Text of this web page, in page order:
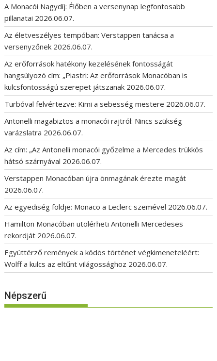
A Monacói Nagydíj: Élőben a versenynap legfontosabb
pillanatai 2026.06.07.
Az életveszélyes tempóban: Verstappen tanácsa a
versenyzőnek 2026.06.07.
Az erőforrások hatékony kezelésének fontosságát
hangsúlyozó cím: „Piastri: Az erőforrások Monacóban is
kulcsfontosságú szerepet játszanak 2026.06.07.
Turbóval felvértezve: Kimi a sebesség mestere 2026.06.07.
Antonelli magabiztos a monacói rajtról: Nincs szükség
varázslatra 2026.06.07.
Az cím: „Az Antonelli monacói győzelme a Mercedes trükkös
hátsó szárnyával 2026.06.07.
Verstappen Monacóban újra önmagának érezte magát
2026.06.07.
Az egyediség földje: Monaco a Leclerc szemével 2026.06.07.
Hamilton Monacóban utolérheti Antonelli Mercedeses
rekordját 2026.06.07.
Együttérző remények a ködös történet végkimeneteléért:
Wolff a kulcs az eltűnt világossághoz 2026.06.07.
Népszerű